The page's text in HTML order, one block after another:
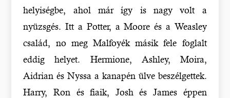
helyiségbe, ahol már így is nagy volt a
nyüzsgés. Itt a Potter, a Moore és a Weasley
család, no meg Malfoyék másik fele foglalt
eddig helyet. Hermione, Ashley, Moira,
Aidrian és Nyssa a kanapén ülve beszélgettek.
Harry, Ron és fiaik, Josh és James éppen